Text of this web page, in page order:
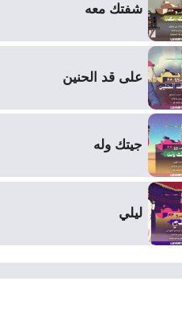
شفتك معه
على قد الحنين
جيتك وله
ليلي